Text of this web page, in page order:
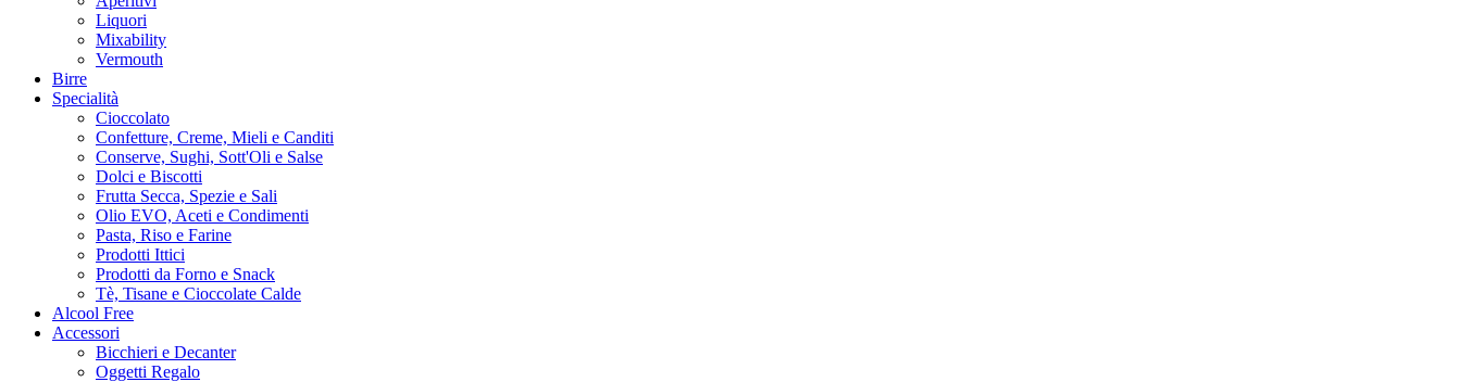
Liquori
Mixability
Vermouth
Birre
Specialità
Cioccolato
Confetture, Creme, Mieli e Canditi
Conserve, Sughi, Sott'Oli e Salse
Dolci e Biscotti
Frutta Secca, Spezie e Sali
Olio EVO, Aceti e Condimenti
Pasta, Riso e Farine
Prodotti Ittici
Prodotti da Forno e Snack
Tè, Tisane e Cioccolate Calde
Alcool Free
Accessori
Bicchieri e Decanter
Oggetti Regalo